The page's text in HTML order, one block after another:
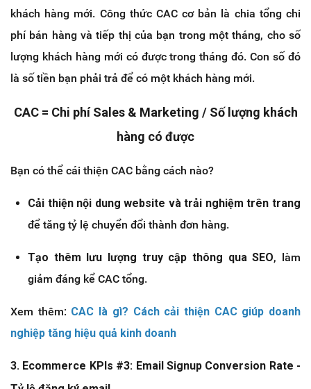
khách hàng mới. Công thức CAC cơ bản là chia tổng chi
phí bán hàng và tiếp thị của bạn trong một tháng, cho số
lượng khách hàng mới có được trong tháng đó. Con số đó
là số tiền bạn phải trả để có một khách hàng mới.
CAC = Chi phí Sales & Marketing / Số lượng khách
hàng có được
Bạn có thể cái thiện CAC bằng cách nào?
Cải thiện nội dung website và trải nghiệm trên trang
để tăng tỷ lệ chuyển đổi thành đơn hàng.
Tạo thêm lưu lượng truy cập thông qua SEO, làm
giảm đáng kể CAC tổng.
Xem thêm: CAC là gì? Cách cải thiện CAC giúp doanh
nghiệp tăng hiệu quả kinh doanh
3. Ecommerce KPIs #3: Email Signup Conversion Rate -